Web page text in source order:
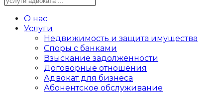
О нас
Услуги
Недвижимость и защита имущества
Споры с банками
Взыскание задолженности
Договорные отношения
Адвокат для бизнеса
Абoнентское обслуживание